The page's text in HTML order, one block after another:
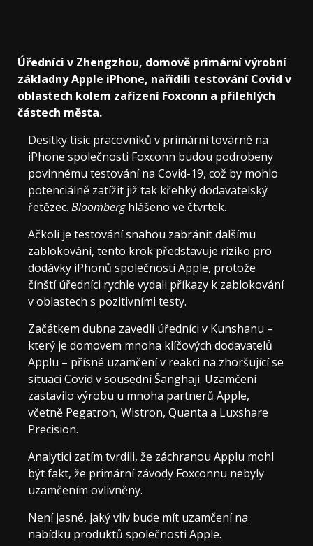
Úředníci v Zhengzhou, domově primární výrobní
základny Apple iPhone, nařídili testování Covid v
oblastech kolem zařízení Foxconn a přilehlých
částech města.
Desítky tisíc pracovníků v primární továrně na
iPhone společnosti Foxconn budou podrobeny
povinnému testování na Covid-19, což by mohlo
potenciálně zatížit již tak křehký dodavatelský
řetězec. Bloomberghlášeno ve čtvrtek.
Ačkoli je testování snahou zabránit dalšímu
zablokování, tento krok představuje riziko pro
dodávky iPhonů společnosti Apple, protože
čínští úředníci rychle vydali příkazy k zablokování
v oblastech s pozitivními testy.
Začátkem dubna zavedli úředníci v Kunshanu –
který je domovem mnoha klíčových dodavatelů
Applu – přísné uzamčení v reakci na zhoršující se
situaci Covid v sousední Šanghaji. Uzamčení
zastavilo výrobu u mnoha partnerů Apple,
včetně Pegatron, Wistron, Quanta a Luxshare
Precision.
Analytici zatím tvrdili, že záchranou Applu mohl
být fakt, že primární závody Foxconnu nebyly
uzamčením ovlivněny.
Není jasné, jaký vliv bude mít uzamčení na
nabídku produktů společnosti Apple.